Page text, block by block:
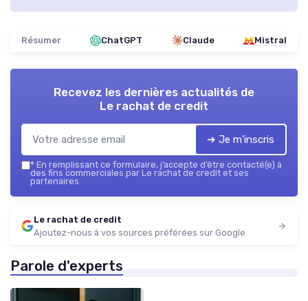
Résumer ChatGPT Claude Mistral
Recevez les dernières actualités de
Le rachat de credit
➔ Je m'inscris
* En remplissant ce formulaire, j’accepte d’être contacté(e) à
des fins commerciales par Le rachat de credit et ses
partenaires.
Le rachat de credit
Ajoutez-nous à vos sources préférées sur Google
Parole d'experts